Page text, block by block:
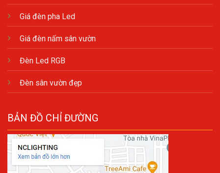
Giá đèn pha Led
Giá đèn nấm sân vườn
Đèn Led RGB
Đèn sân vườn đẹp
BẢN ĐỒ CHỈ ĐƯỜNG